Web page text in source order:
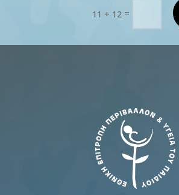
11 + 12 =